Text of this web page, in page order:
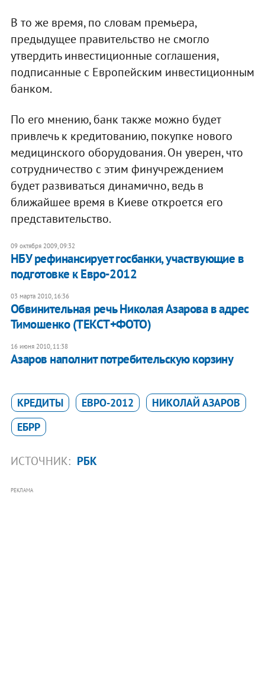
В то же время, по словам премьера,
предыдущее правительство не смогло
утвердить инвестиционные соглашения,
подписанные с Европейским инвестиционным
банком.
По его мнению, банк также можно будет
привлечь к кредитованию, покупке нового
медицинского оборудования. Он уверен, что
сотрудничество с этим финучреждением
будет развиваться динамично, ведь в
ближайшее время в Киеве откроется его
представительство.
09 октября 2009, 09:32
НБУ рефинансирует госбанки, участвующие в
подготовке к Евро-2012
03 марта 2010, 16:36
Обвинительная речь Николая Азарова в адрес
Тимошенко (ТЕКСТ+ФОТО)
16 июня 2010, 11:38
Азаров наполнит потребительскую корзину
КРЕДИТЫ ЕВРО-2012
НИКОЛАЙ АЗАРОВ
ЕБРР
ИСТОЧНИК: РБК
РЕКЛАМА